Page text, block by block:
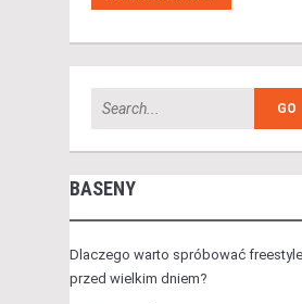
BASENY
Dlaczego warto spróbować
przed wielkim dniem?